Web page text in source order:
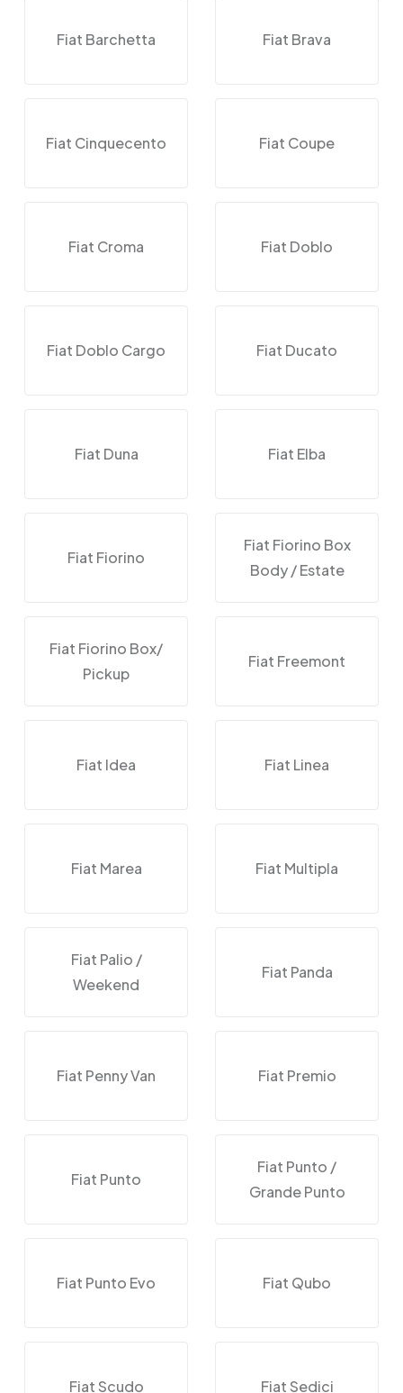
Fiat Barchetta Fiat Brava
Fiat Cinquecento Fiat Coupe
Fiat Croma Fiat Doblo
Fiat Doblo Cargo Fiat Ducato
Fiat Duna Fiat Elba
Fiat Fiorino
Fiat Fiorino Box
Body / Estate
Fiat Fiorino Box/
Pickup
Fiat Freemont
Fiat Idea Fiat Linea
Fiat Marea Fiat Multipla
Fiat Palio /
Weekend
Fiat Panda
Fiat Penny Van Fiat Premio
Fiat Punto
Fiat Punto /
Grande Punto
Fiat Punto Evo Fiat Qubo
Fiat Scudo Fiat Sedici